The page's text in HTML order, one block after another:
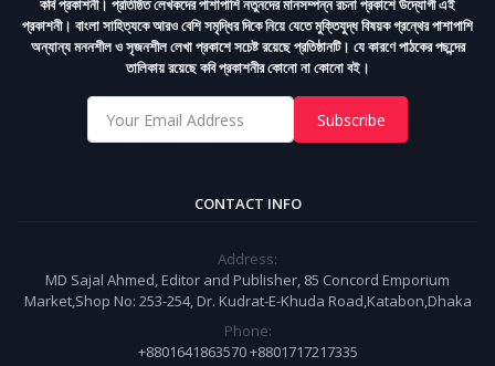
কবি প্রকাশনী। প্রতিষ্ঠিত লেখকদের পাশাপাশি নতুনদের মানসম্পন্ন রচনা প্রকাশে উদ্যোগী এই
প্রকাশনী। বাংলা সাহিত্যকে আরও বেশি সমৃদ্ধির দিকে নিয়ে যেতে মুক্তিযুদ্ধ বিষয়ক গ্রন্থের পাশাপাশি
অন্যান্য মননশীল ও সৃজনশীল লেখা প্রকাশে সচেষ্ট রয়েছে প্রতিষ্ঠানটি। যে কারণে পাঠকের পছন্দের
তালিকায় রয়েছে কবি প্রকাশনীর কোনো না কোনো বই।
Subscribe
CONTACT INFO
Address:
MD Sajal Ahmed, Editor and Publisher, 85 Concord Emporium
Market,Shop No: 253-254, Dr. Kudrat-E-Khuda Road,Katabon,Dhaka
Phone:
+8801641863570 +8801717217335